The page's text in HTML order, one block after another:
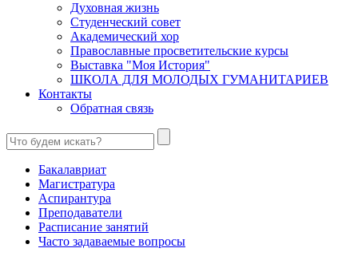
Духовная жизнь
Студенческий совет
Академический хор
Православные просветительские курсы
Выставка "Моя История"
ШКОЛА ДЛЯ МОЛОДЫХ ГУМАНИТАРИЕВ
Контакты
Обратная связь
Бакалавриат
Магистратура
Аспирантура
Преподаватели
Расписание занятий
Часто задаваемые вопросы